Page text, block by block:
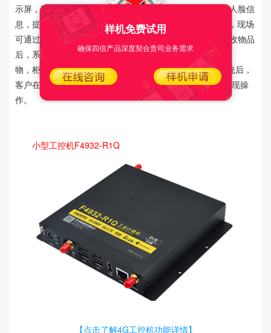
示屏，以及多路摄像头。其中主界面的3D摄像头主要采集人脸信
息，提供人脸识别功能;居民下载爱回收APP并注册账号后，现场
可通过刷脸或输入会员账号进行可回收垃圾投放;投放可回收物品
后，系统将检测投放物品是否为可回收
物，柜子称重后将重量计算为积分，并记录到客户账号系统后，
客户在1个工作日后可在系统后台将积分换成人民币进行提现操
作。
小型工控机F4932-R1Q
【点击了解4G工控机功能详情】
样机免费试用
确保四信产品深度契合贵司业务需求